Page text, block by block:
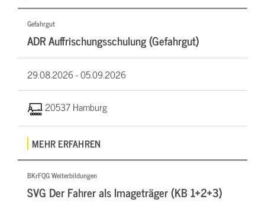
Gefahrgut
ADR Auffrischungsschulung (Gefahrgut)
29.08.2026 -05.09.2026
20537 Hamburg
MEHR ERFAHREN
BKrFQG Weiterbildungen
SVG Der Fahrer als Imageträger (KB 1+2+3)